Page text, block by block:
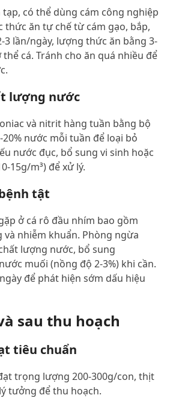
tạp, có thể dùng cám công nghiệp
thức ăn tự chế từ cám gạo, bắp,
3 lần/ngày, lượng thức ăn bằng 3-
cá. Tránh cho ăn quá nhiều để
lượng nước
và nitrit hàng tuần bằng bộ
nước mỗi tuần để loại bỏ
nước đục, bổ sung vi sinh hoặc
15g/m³) để xử lý.
tật
ở cá rô đầu nhím bao gồm
và nhiễm khuẩn. Phòng ngừa
lượng nước, bổ sung
muối (nồng độ 2-3%) khi cần.
để phát hiện sớm dấu hiệu
sau thu hoạch
tiêu chuẩn
trọng lượng 200-300g/con, thịt
tưởng để thu hoạch.